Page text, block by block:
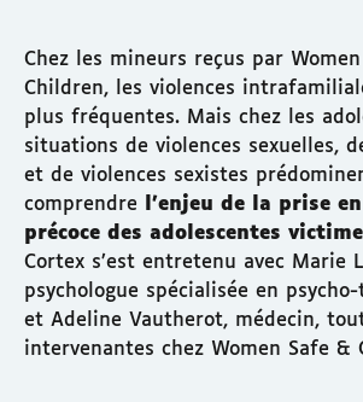
Chez les mineurs reçus par
Children, les violences
plus fréquentes. Mais chez les
situations de violences sexuelles,
et de violences sexistes
comprendre l’enjeu de la prise
précoce des adolescentes
Cortex s’est entretenu avec Marie
psychologue spécialisée en
et Adeline Vautherot, médecin,
intervenantes chez Women Safe &